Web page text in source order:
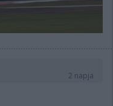
2 napja